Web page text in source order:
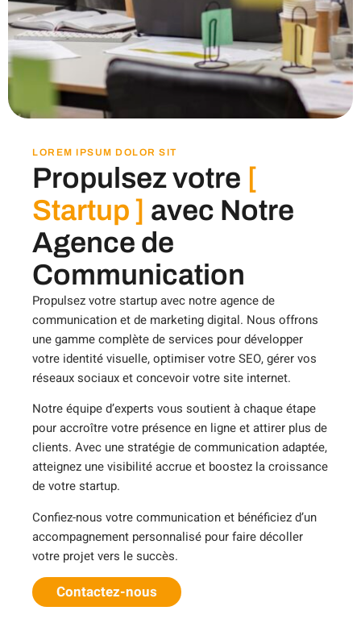
LOREM IPSUM DOLOR SIT
Propulsez votre [
Startup ] avec Notre
Agence de
Communication
Propulsez votre startup avec notre agence de
communication et de marketing digital. Nous offrons
une gamme complète de services pour développer
votre identité visuelle, optimiser votre SEO, gérer vos
réseaux sociaux et concevoir votre site internet.
Notre équipe d’experts vous soutient à chaque étape
pour accroître votre présence en ligne et attirer plus de
clients. Avec une stratégie de communication adaptée,
atteignez une visibilité accrue et boostez la croissance
de votre startup.
Confiez-nous votre communication et bénéficiez d’un
accompagnement personnalisé pour faire décoller
votre projet vers le succès.
Contactez-nous